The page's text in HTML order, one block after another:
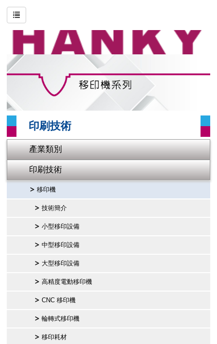
印刷技術
產業類別
印刷技術
移印機
技術簡介
小型移印設備
中型移印設備
大型移印設備
高精度電動移印機
CNC 移印機
輪轉式移印機
移印耗材
進階搜尋
關於恒基
產業類別
聯絡我們